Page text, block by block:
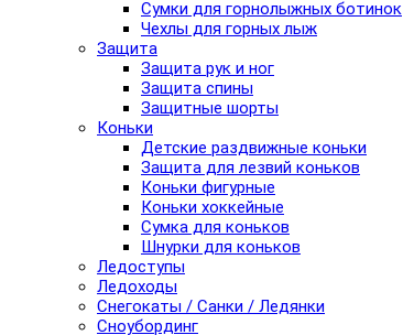
Сумки для горнолыжных ботинок
Чехлы для горных лыж
Защита
Защита рук и ног
Защита спины
Защитные шорты
Коньки
Детские раздвижные коньки
Защита для лезвий коньков
Коньки фигурные
Коньки хоккейные
Сумка для коньков
Шнурки для коньков
Ледоступы
Ледоходы
Снегокаты / Санки / Ледянки
Сноубординг